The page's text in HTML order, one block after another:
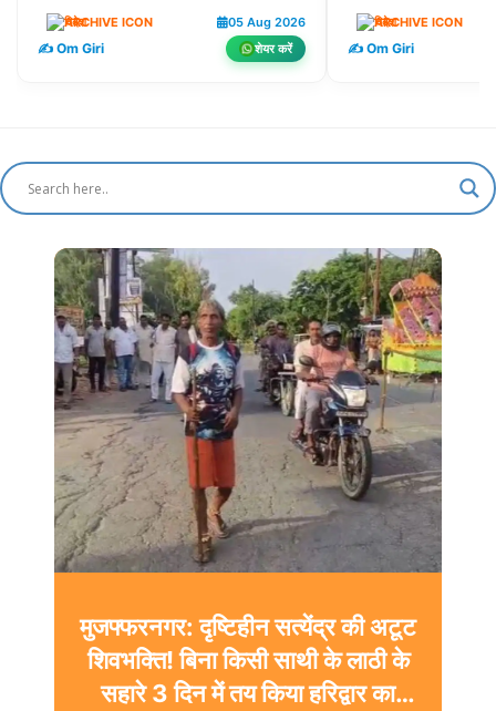
विदेश 05 Aug 2026
✍️ Om Giri शेयर करें
विदेश
✍️ Om Giri
मुजफ्फरनगर: दृष्टिहीन सत्येंद्र की अटूट
शिवभक्ति! बिना किसी साथी के लाठी के
सहारे 3 दिन में तय किया हरिद्वार का